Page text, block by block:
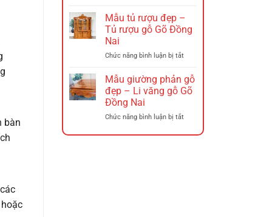
bàn
gỗ
tràm)
Đồng
Phương
Gỗ
Đồng
Nai
Mẫu tủ rượu đẹp –
Tủ rượu gỗ Gõ Đồng
Nai
Chức năng bình luận bị tắtở
tủ
rượu
đẹp
Tủ
gỗ
Mẫu giường phản gỗ
đẹp – Li văng gỗ Gõ
Đồng Nai
Chức năng bình luận bị tắtở
giường